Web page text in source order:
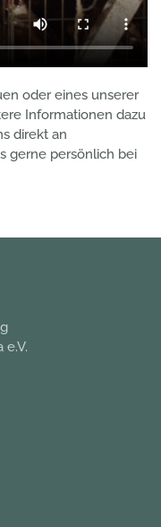
oder eines unserer
Informationen dazu
direkt an
gerne persönlich bei